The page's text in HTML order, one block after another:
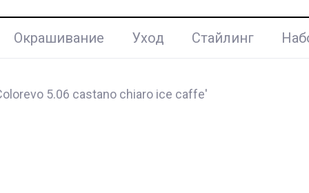
Окрашивание
Вспомогательные средства
Уход
Защита при окрашивании
Стайлинг
Воски и Гели
Окрашивание
Для окрашивания
5.06 castano chiaro ice caffe'